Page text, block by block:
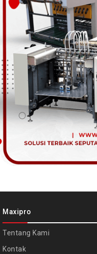
Maxipro
Tentang Kami
Kontak